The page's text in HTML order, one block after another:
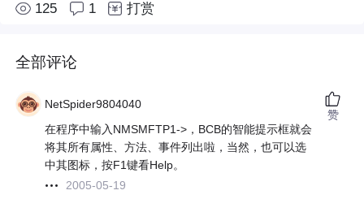
125 1 打赏
全部评论
NetSpider9804040
在程序中输入NMSMFTP1->，BCB的智能提示框就会
将其所有属性、方法、事件列出啦，当然，也可以选
中其图标，按F1键看Help。
2005-05-19
赞